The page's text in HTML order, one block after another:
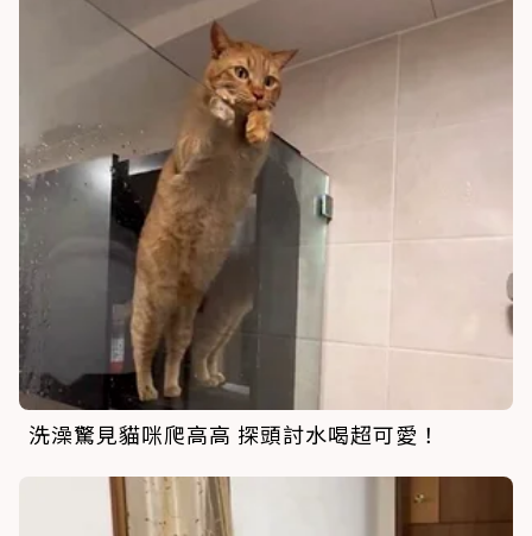
洗澡驚見貓咪爬高高 探頭討水喝超可愛！